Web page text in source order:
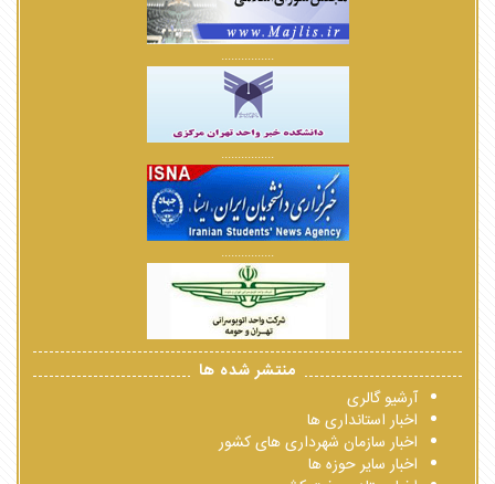
................
................
................
منتشر شده ها
آرشیو گالری
اخبار استانداری ها
اخبار سازمان شهرداری های کشور
اخبار سایر حوزه ها